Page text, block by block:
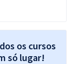
os cursos
só lugar!